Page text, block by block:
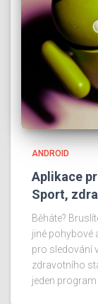
ANDROID
Aplikace
Sport,
Běháte?
jiné pohybové
pro sledování
zdravotního
jeden program